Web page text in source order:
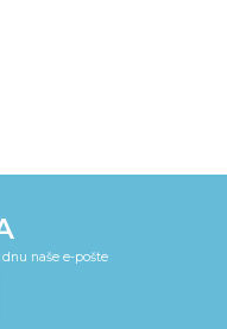
naše e-pošte